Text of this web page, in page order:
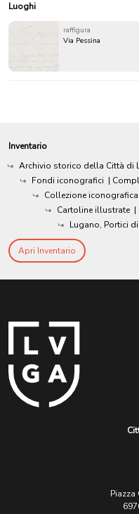
Luoghi
raffigura
Via Pessina
Inventario
Archivio storico della Città di
Fondi iconografici |
Collezione
Cartoline illustrate |
Lugano, Portici
Apri Inventario
Piazza